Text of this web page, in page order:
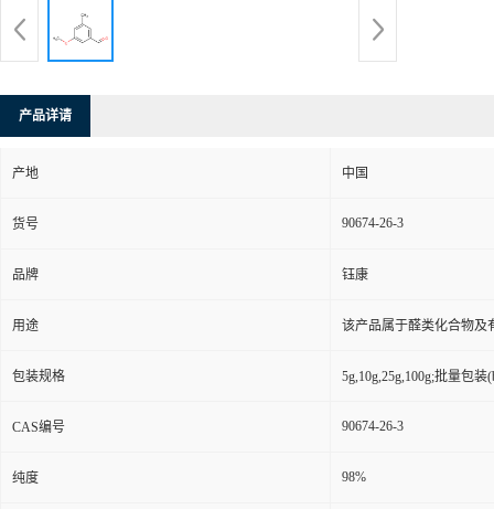
产品详请
产地 中国
货号 90674-26-3
品牌 钰康
用途 该产品属于醛类化合物及
包装规格 5g,10g,25g,100g;批量包装
CAS编号 90674-26-3
纯度 98%